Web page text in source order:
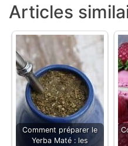
Articles
Comment préparer le
Yerba Maté : les